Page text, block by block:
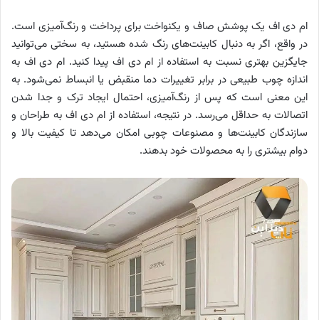
ام دی اف یک پوشش صاف و یکنواخت برای پرداخت و رنگ‌آمیزی است.
در واقع، اگر به دنبال کابینت‌های رنگ شده هستید، به سختی می‌توانید
جایگزین بهتری نسبت به استفاده از ام دی اف پیدا کنید. ام دی اف به
اندازه چوب طبیعی در برابر تغییرات دما منقبض یا انبساط نمی‌شود. به
این معنی است که پس از رنگ‌آمیزی، احتمال ایجاد ترک و جدا شدن
اتصالات به حداقل می‌رسد. در نتیجه، استفاده از ام دی اف به طراحان و
سازندگان کابینت‌ها و مصنوعات چوبی امکان می‌دهد تا کیفیت بالا و
دوام بیشتری را به محصولات خود بدهند.